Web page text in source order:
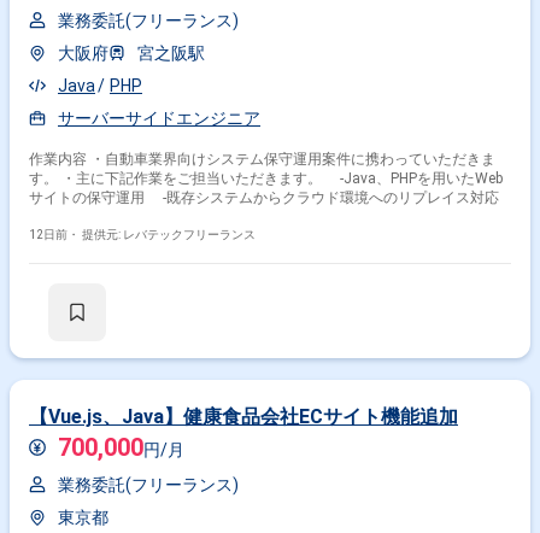
業務委託(フリーランス)
大阪府
宮之阪駅
Java
PHP
サーバーサイドエンジニア
作業内容 ・自動車業界向けシステム保守運用案件に携わっていただきま
す。 ・主に下記作業をご担当いただきます。 -Java、PHPを用いたWeb
サイトの保守運用 -既存システムからクラウド環境へのリプレイス対応
12日前・ 提供元: レバテックフリーランス
【Vue.js、Java】健康食品会社ECサイト機能追加
700,000円/月
業務委託(フリーランス)
東京都